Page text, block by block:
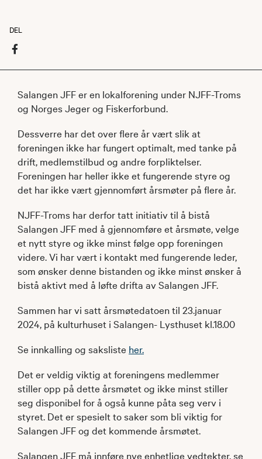
DEL
Salangen JFF er en lokalforening under NJFF-Troms
og Norges Jeger og Fiskerforbund.
Dessverre har det over flere år vært slik at
foreningen ikke har fungert optimalt, med tanke på
drift, medlemstilbud og andre forpliktelser.
Foreningen har heller ikke et fungerende styre og
det har ikke vært gjennomført årsmøter på flere år.
NJFF-Troms har derfor tatt initiativ til å bistå
Salangen JFF med å gjennomføre et årsmøte, velge
et nytt styre og ikke minst følge opp foreningen
videre. Vi har vært i kontakt med fungerende leder,
som ønsker denne bistanden og ikke minst ønsker å
bistå aktivt med å løfte drifta av Salangen JFF.
Sammen har vi satt årsmøtedatoen til 23.januar
2024, på kulturhuset i Salangen- Lysthuset kl.18.00
Se innkalling og saksliste her.
Det er veldig viktig at foreningens medlemmer
stiller opp på dette årsmøtet og ikke minst stiller
seg disponibel for å også kunne påta seg verv i
styret. Det er spesielt to saker som bli viktig for
Salangen JFF og det kommende årsmøtet.
Salangen JFF må innføre nye enhetlige vedtekter, se